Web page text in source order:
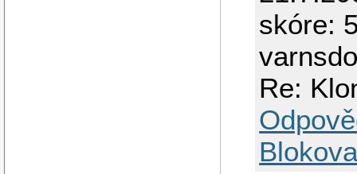
skóre:
Re: